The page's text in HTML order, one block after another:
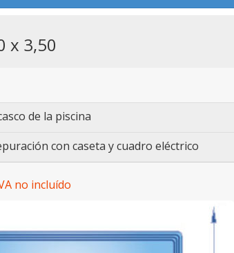
x 3,50
de la piscina
con caseta y cuadro eléctrico
no incluído